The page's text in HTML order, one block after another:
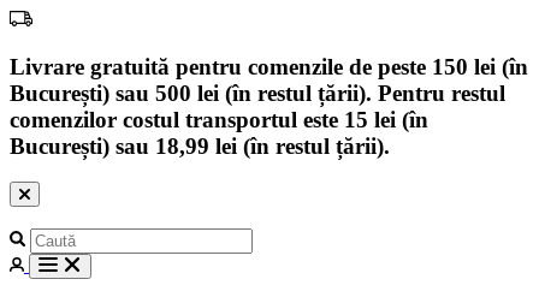
Livrare gratuită pentru comenzile de peste 150 lei (în
București) sau 500 lei (în restul țării). Pentru restul
comenzilor costul transportul este 15 lei (în
București) sau 18,99 lei (în restul țării).